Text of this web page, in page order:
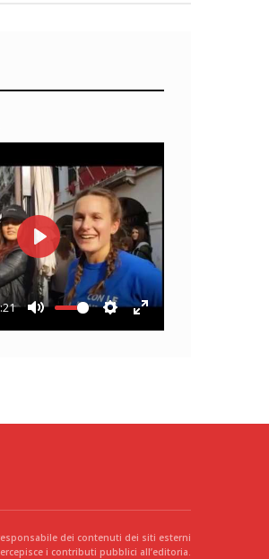
Play
responsabile dei contenuti dei siti esterni
i contributi pubblici all’editoria.